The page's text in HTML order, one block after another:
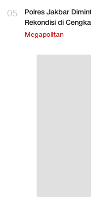
05
Polres Jakbar
Rekondisi di
Megapolitan